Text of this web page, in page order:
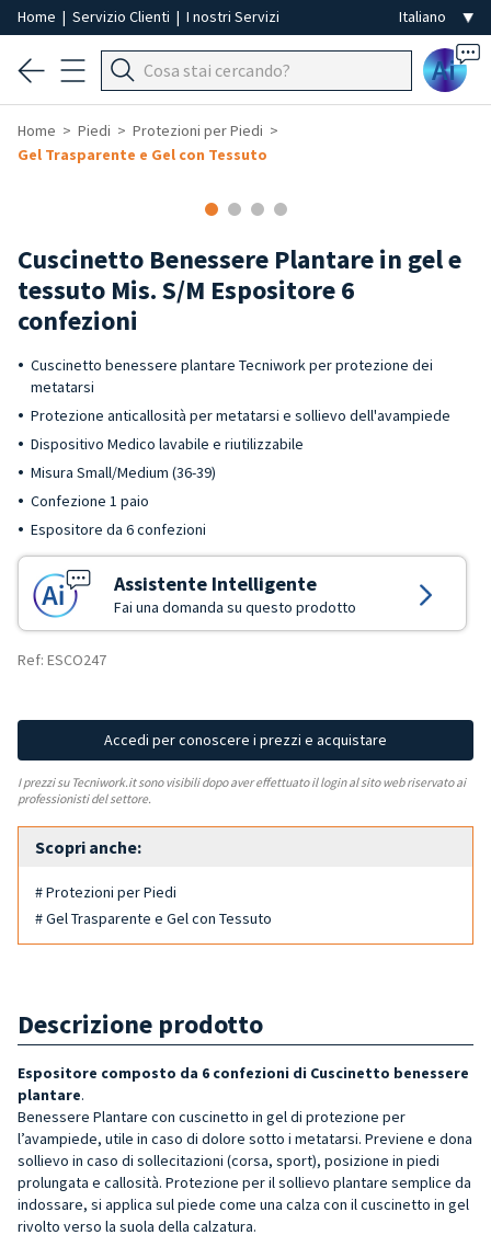
Home | Servizio Clienti | I nostri Servizi
Ai
Home Piedi
Protezioni per Piedi
Gel Trasparente e Gel con Tessuto
Cuscinetto Benessere Plantare in gel e
tessuto Mis. S/M Espositore 6
confezioni
Cuscinetto benessere plantare Tecniwork per protezione dei
metatarsi
Protezione anticallosità per metatarsi e sollievo dell'avampiede
Dispositivo Medico lavabile e riutilizzabile
Misura Small/Medium (36-39)
Confezione 1 paio
Espositore da 6 confezioni
Assistente Intelligente
Fai una domanda su questo prodotto
Ref: ESCO247
Accedi per conoscere i prezzi e acquistare
I prezzi su Tecniwork.it sono visibili dopo aver effettuato il login al sito web riservato ai
professionisti del settore.
Scopri anche:
# Protezioni per Piedi
# Gel Trasparente e Gel con Tessuto
Descrizione prodotto
Espositore composto da 6 confezioni di Cuscinetto benessere
plantare.
Benessere Plantare con cuscinetto in gel di protezione per
l’avampiede, utile in caso di dolore sotto i metatarsi. Previene e dona
sollievo in caso di sollecitazioni (corsa, sport), posizione in piedi
prolungata e callosità. Protezione per il sollievo plantare semplice da
indossare, si applica sul piede come una calza con il cuscinetto in gel
rivolto verso la suola della calzatura.